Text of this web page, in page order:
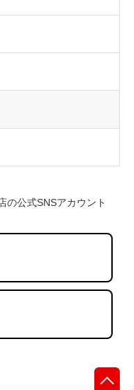
の公式SNSアカウント